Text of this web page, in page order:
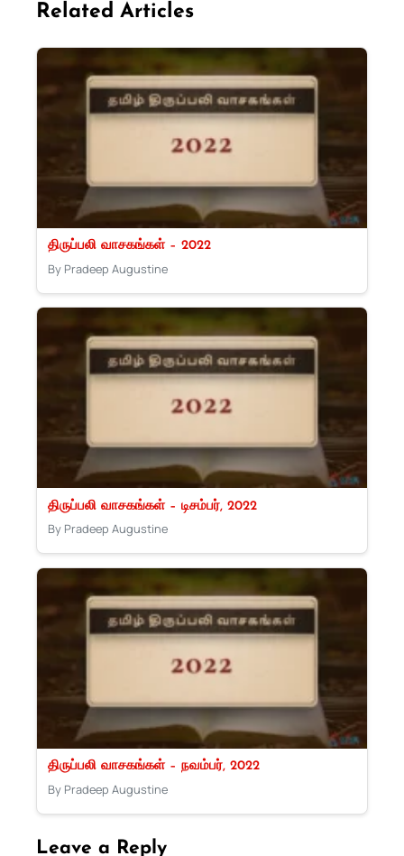
Related Articles
திருப்பலி வாசகங்கள் – 2022
By Pradeep Augustine
திருப்பலி வாசகங்கள் – டிசம்பர், 2022
By Pradeep Augustine
திருப்பலி வாசகங்கள் – நவம்பர், 2022
By Pradeep Augustine
Leave a Reply